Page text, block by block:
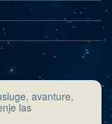
avanture,
las